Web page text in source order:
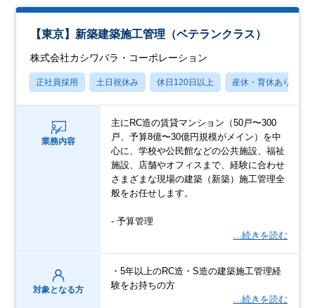
【東京】新築建築施工管理（ベテランクラス）
株式会社カシワバラ・コーポレーション
正社員採用 土日祝休み 休日120日以上 産休・育休あり
業務内容
主にRC造の賃貸マンション（50戸〜300
戸、予算8億〜30億円規模がメイン）を中
心に、学校や公民館などの公共施設、福祉
施設、店舗やオフィスまで、経験に合わせ
さまざまな現場の建築（新築）施工管理全
般をお任せします。
- 予算管理
…続きを読む
対象となる方
・5年以上のRC造・S造の建築施工管理経
験をお持ちの方
…続きを読む